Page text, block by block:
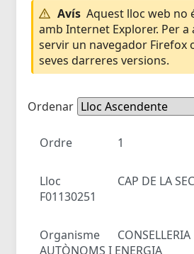
Avís Aquest lloc web no
amb Internet Explorer. Per a
servir un navegador Firefox
seves darreres versions.
Ordenar
Ordre 1
Lloc
CAP DE LA
F01130251
Organisme
AUTÒNOMS I ENERGIA